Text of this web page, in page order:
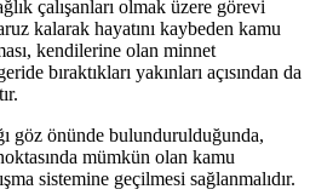
çalışanları olmak üzere görevi
kalarak hayatını kaybeden kamu
kendilerine olan minnet
bıraktıkları yakınları açısından da
göz önünde bulundurulduğunda,
mümkün olan kamu
sistemine geçilmesi sağlanmalıdır.